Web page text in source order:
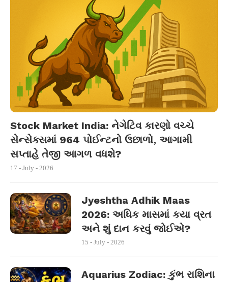
Stock Market India: નેગેટિવ કારણો વચ્ચે
સેન્સેક્સમાં 964 પોઈન્ટનો ઉછાળો, આગામી
સપ્તાહે તેજી આગળ વધશે?
17 - July - 2026
Jyeshtha Adhik Maas
2026: અધિક માસમાં કયા વ્રત
અને શું દાન કરવું જોઈએ?
15 - July - 2026
Aquarius Zodiac: કુંભ રાશિના